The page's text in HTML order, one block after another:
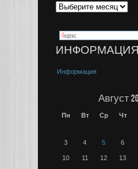
ИНФОРМАЦИЯ
Информация
Август
Пн Вт Ср Чт
3 4 5 6
10 11 12 13